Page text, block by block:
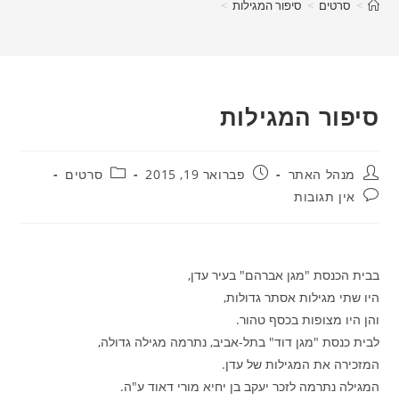
> סרטים > סיפור המגילות >
סיפור המגילות
מחבר:מנהל האתר פורסם:פברואר 19, 2015 קטגוריה:
סרטים
תגובות:אין תגובות
בבית הכנסת "מגן אברהם" בעיר עדן,
היו שתי מגילות אסתר גדולות,
והן היו מצופות בכסף טהור.
לבית כנסת "מגן דוד" בתל-אביב, נתרמה מגילה גדולה,
המזכירה את המגילות של עדן.
המגילה נתרמה לזכר יעקב בן יחיא מורי דאוד ע"ה.